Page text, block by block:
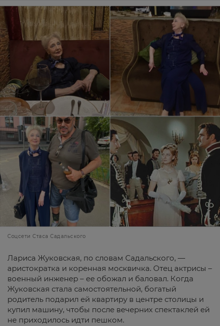
Соцсети Стаса Садальского
Лариса Жуковская, по словам Садальского, —
аристократка и коренная москвичка. Отец актрисы –
военный инженер – ее обожал и баловал. Когда
Жуковская стала самостоятельной, богатый
родитель подарил ей квартиру в центре столицы и
купил машину, чтобы после вечерних спектаклей ей
не приходилось идти пешком.